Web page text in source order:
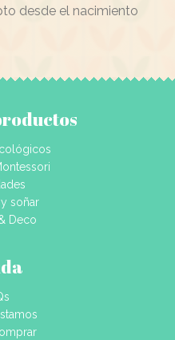
desde el nacimiento
y soñar
Deco